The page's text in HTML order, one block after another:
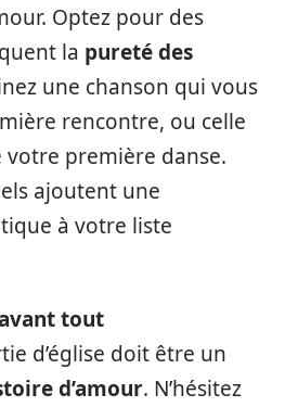
Optez pour des
la pureté des
une chanson qui vous
rencontre, ou celle
votre première danse.
ajoutent une
à votre liste
tout
d’église doit être un
d’amour. N’hésitez